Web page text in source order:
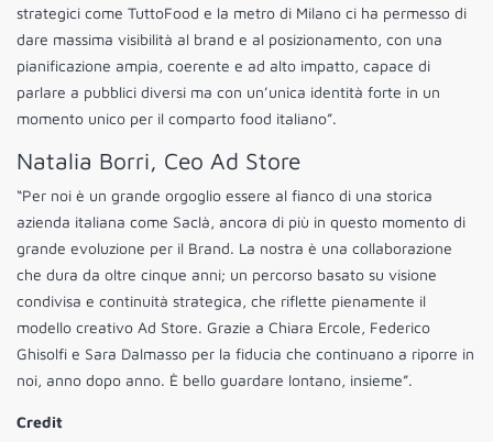
strategici come TuttoFood e la metro di Milano ci ha permesso di
dare massima visibilità al brand e al posizionamento, con una
pianificazione ampia, coerente e ad alto impatto, capace di
parlare a pubblici diversi ma con un’unica identità forte in un
momento unico per il comparto food italiano”.
Natalia Borri, Ceo Ad Store
“Per noi è un grande orgoglio essere al fianco di una storica
azienda italiana come Saclà, ancora di più in questo momento di
grande evoluzione per il Brand. La nostra è una collaborazione
che dura da oltre cinque anni; un percorso basato su visione
condivisa e continuità strategica, che riflette pienamente il
modello creativo Ad Store. Grazie a Chiara Ercole, Federico
Ghisolfi e Sara Dalmasso per la fiducia che continuano a riporre in
noi, anno dopo anno. È bello guardare lontano, insieme”.
Credit